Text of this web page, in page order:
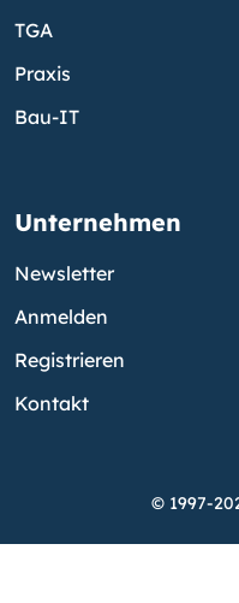
TGA
Praxis
Bau-IT
Unternehmen
Newsletter
Anmelden
Registrieren
Kontakt
© 1997-